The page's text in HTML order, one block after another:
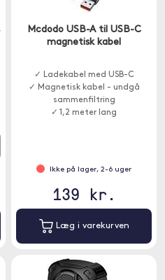
Mcdodo USB-A til USB-C
magnetisk kabel
✓ Ladekabel med USB-C
✓ Magnetisk kabel - undgå
sammenfiltring
✓ 1,2 meter lang
Ikke på lager, 2-6 uger
139 kr.
Læg i varekurven